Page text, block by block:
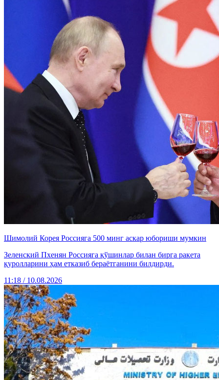
Шимолий Корея Россияга 500 минг аскар юбориши мумкин
Зеленский Пхенян Россияга қўшинлар билан бирга ракета
қуролларини ҳам етказиб бераётганини билдирди.
11:18 / 10.08.2026